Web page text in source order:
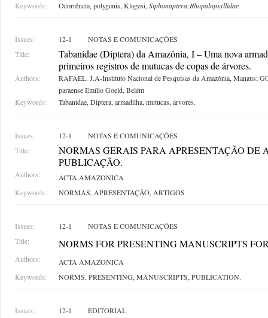
Keywords:
Ocorrência, polygenis, Klagesi, Siphonaptera:Rhopalopsyllidae
Issues: 12-1
NOTAS E COMUNICAÇÕES
Title:
Tabanidae (Diptera) da Amazônia, I – Uma nova
primeiros registros de mutucas de copas de árvores.
Authors:
RAFAEL. J.A-Instituto Nacional de Pesquisas da Amazônia, Manaus;
paraense Emílio Goeld, Belém
Keywords:
Tabanidae, Diptera, armadilha, mutucas, árvores.
Issues: 12-1
NOTAS E COMUNICAÇÕES
Title:
NORMAS GERAIS PARA APRESENTAÇÃO DE
PUBLICAÇÃO.
Authors:
ACTA AMAZONICA
Keywords:
NORMAS, APRESENTAÇÃO, ARTIGOS
Issues: 12-1
NOTAS E COMUNICAÇÕES
Title:
NORMS FOR PRESENTING MANUSCRIPTS
Authors:
ACTA AMAZONICA
Keywords:
NORMS, PRESENTING, MANUSCRIPTS, PUBLICATION.
Issues: 12-1
EDITORIAL